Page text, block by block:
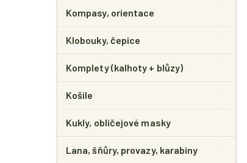
Kompasy, orientace
Klobouky, čepice
Komplety (kalhoty + blůzy)
Košile
Kukly, obličejové masky
Lana, šňůry, provazy, karabiny